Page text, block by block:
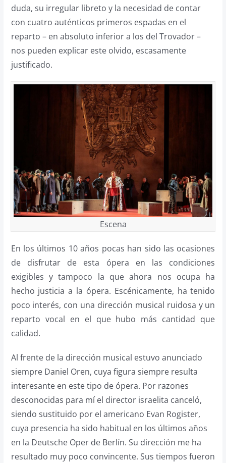
duda, su irregular libreto y la necesidad de contar
con cuatro auténticos primeros espadas en el
reparto – en absoluto inferior a los del Trovador –
nos pueden explicar este olvido, escasamente
justificado.
Escena
En los últimos 10 años pocas han sido las ocasiones
de disfrutar de esta ópera en las condiciones
exigibles y tampoco la que ahora nos ocupa ha
hecho justicia a la ópera. Escénicamente, ha tenido
poco interés, con una dirección musical ruidosa y un
reparto vocal en el que hubo más cantidad que
calidad.
Al frente de la dirección musical estuvo anunciado
siempre Daniel Oren, cuya figura siempre resulta
interesante en este tipo de ópera. Por razones
desconocidas para mí el director israelita canceló,
siendo sustituido por el americano Evan Rogister,
cuya presencia ha sido habitual en los últimos años
en la Deutsche Oper de Berlín. Su dirección me ha
resultado muy poco convincente. Sus tiempos fueron